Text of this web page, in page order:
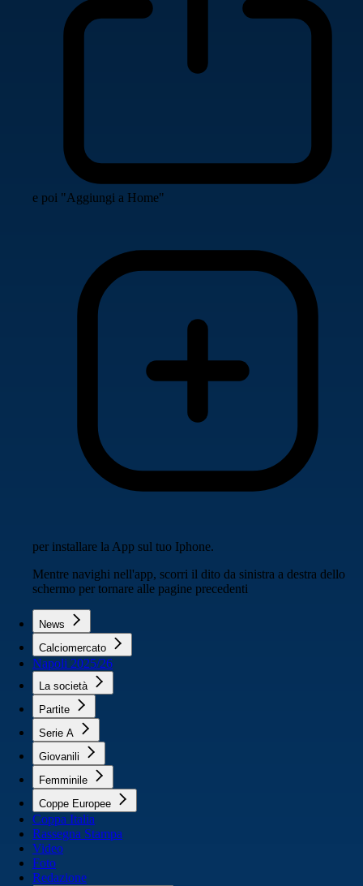
e poi "Aggiungi a Home"
per installare la App sul tuo Iphone.
Mentre navighi nell'app, scorri il dito da sinistra a destra dello
schermo per tornare alle pagine precedenti
News
Calciomercato
Napoli 2025/26
La società
Partite
Serie A
Giovanili
Femminile
Coppe Europee
Coppa Italia
Rassegna Stampa
Video
Foto
Redazione